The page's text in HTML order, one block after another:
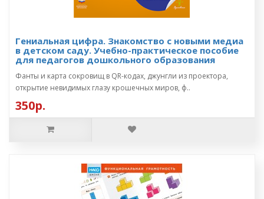
Гениальная цифра. Знакомство с новыми медиа
в детском саду. Учебно-практическое пособие
для педагогов дошкольного образования
Фанты и карта сокровищ в QR-кодах, джунгли из проектора,
открытие невидимых глазу крошечных миров, ф..
350р.